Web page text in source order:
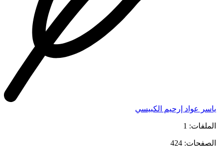
ياسر عواد إرحيم الكبيسي
الملفات: 1
الصفحات: 424